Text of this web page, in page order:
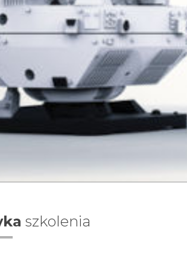
szkolenia